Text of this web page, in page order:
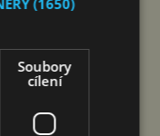
Soubory
cílení